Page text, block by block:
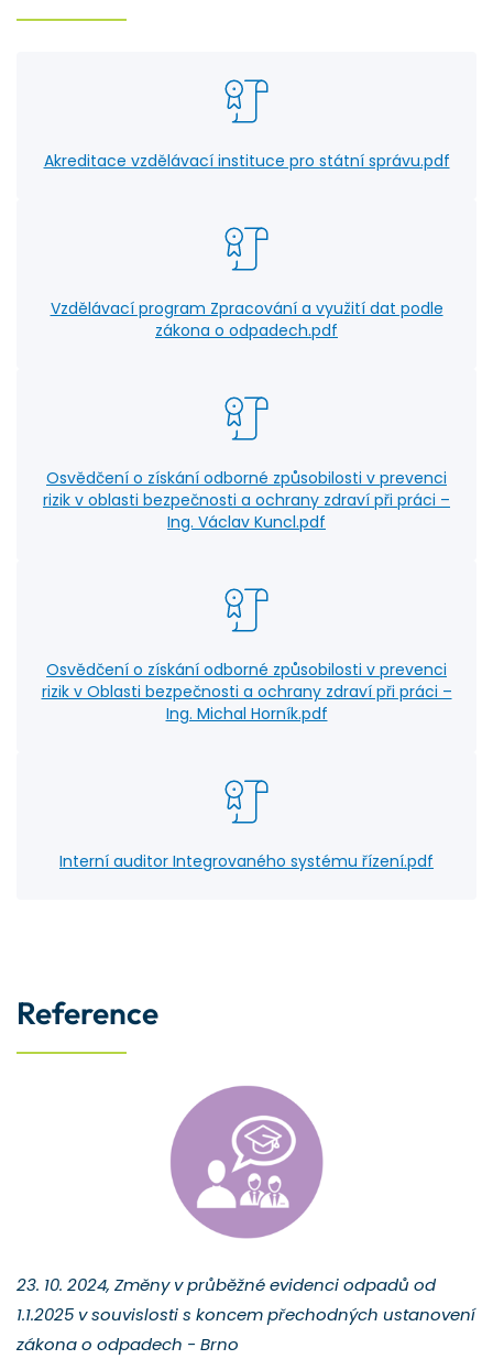
Akreditace vzdělávací instituce pro státní správu.pdf
Vzdělávací program Zpracování a využití dat podle
zákona o odpadech.pdf
Osvědčení o získání odborné způsobilosti v prevenci
rizik v oblasti bezpečnosti a ochrany zdraví při práci –
Ing. Václav Kuncl.pdf
Osvědčení o získání odborné způsobilosti v prevenci
rizik v Oblasti bezpečnosti a ochrany zdraví při práci –
Ing. Michal Horník.pdf
Interní auditor Integrovaného systému řízení.pdf
Reference
23. 10. 2024, Změny v průběžné evidenci odpadů od
1.1.2025 v souvislosti s koncem přechodných ustanovení
zákona o odpadech - Brno